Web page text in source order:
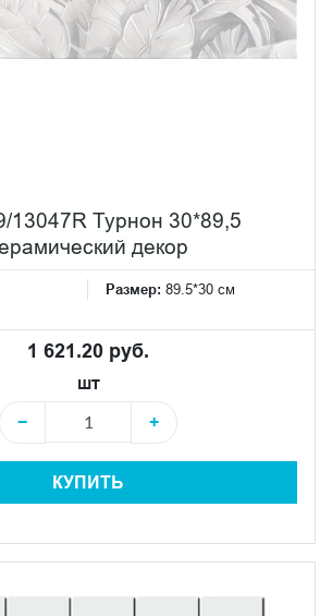
13047R Турнон 30*89,5
декор
Размер: 89.5*30 см
1 621.20 руб.
шт
−
+
КУПИТЬ